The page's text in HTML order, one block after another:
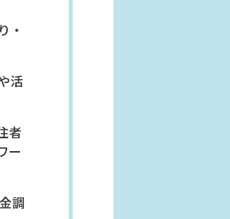
・
活
者
ー
調